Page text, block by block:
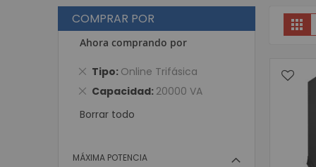
COMPRAR POR
Ahora comprando por
Tipo Online Trifásica
Eliminar
artículo
Capacidad 20000 VA
Eliminar
artículo
Borrar todo
MÁXIMA POTENCIA